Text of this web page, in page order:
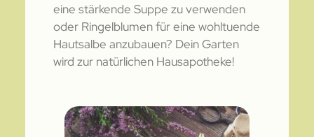
eine stärkende Suppe zu verwenden
oder Ringelblumen für eine wohltuende
Hautsalbe anzubauen? Dein Garten
wird zur natürlichen Hausapotheke!